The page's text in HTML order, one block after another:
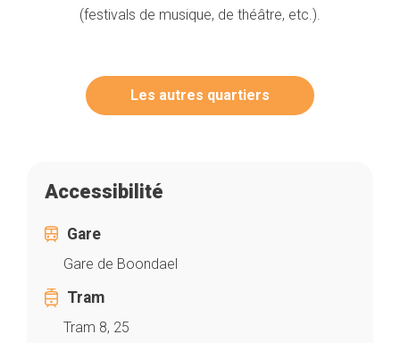
(festivals de musique, de théâtre, etc.).
Les autres quartiers
Accessibilité
Gare
Gare de Boondael
Tram
Tram 8, 25